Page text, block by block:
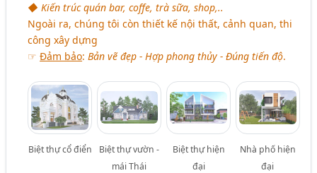
◆ Kiến trúc quán bar, coffe, trà sữa, shop,..
Ngoài ra, chúng tôi còn thiết kế nội thất, cảnh quan, thi
công xây dựng
☞Đảm bảo:Bản vẽ đẹp - Hợp phong thủy - Đúng tiến độ.
Biệt thự cổ điển
Biệt thự vườn -
mái Thái
Biệt thự hiện
đại
Nhà phố hiện
đại